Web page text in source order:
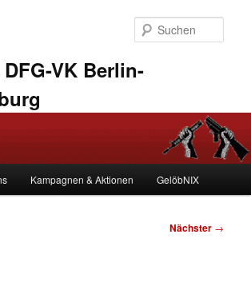
VK Berlin-
Kampagnen & Aktionen GelöbNIX
Nächster →